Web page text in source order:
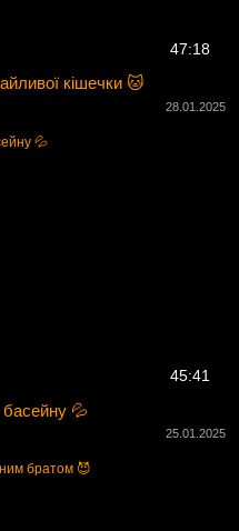
47:18
​​кішечки 🐱
28.01.2025
45:41
басейну 💦
25.01.2025